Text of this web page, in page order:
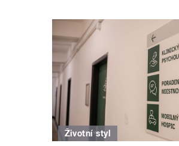
Životní styl